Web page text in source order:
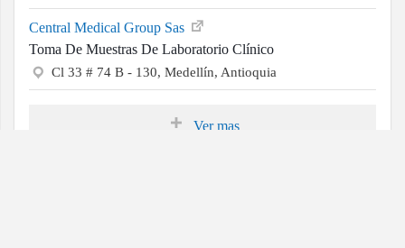
Central Medical Group Sas
Toma De Muestras De Laboratorio Clínico
Cl 33 # 74 B - 130, Medellín, Antioquia
Ver mas